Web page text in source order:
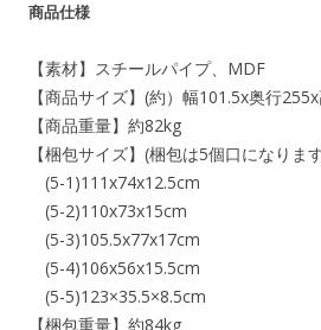
商品仕様
【素材】スチールパイプ、MDF
【商品サイズ】(約）幅101.5x奥行
【商品重量】約82kg
【梱包サイズ】(梱包は5個口になりま
(5-1)111x74x12.5cm
(5-2)110x73x15cm
(5-3)105.5x77x17cm
(5-4)106x56x15.5cm
(5-5)123×35.5×8.5cm
【梱包重量】約84kg